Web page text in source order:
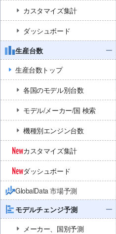
カスタマイズ集計
ダッシュボード
生産台数
生産台数トップ
各国のモデル別台数
モデル/メーカー/国 検索
機種別エンジン台数
カスタマイズ集計
ダッシュボード
GlobalData 市場予測
モデルチェンジ予測
メーカー、国別予測